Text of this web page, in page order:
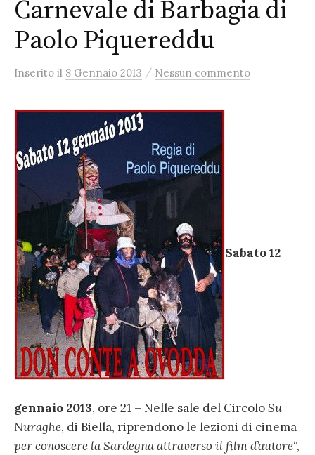
Carnevale di Barbagia di
Paolo Piquereddu
Inserito il 8 Gennaio 2013 / Nessun commento
Sabato 12
gennaio 2013, ore 21 – Nelle sale del CircoloSu
Nuraghe, di Biella, riprendono le lezioni di cinema
per conoscere la Sardegna attraverso il film d’autore“,